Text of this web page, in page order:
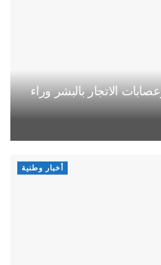
الاتجار بالبشر وراء
أخبار وطنية